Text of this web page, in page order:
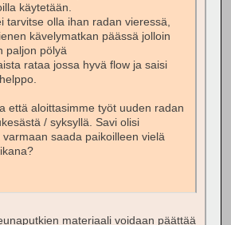
käytetään.
tarvitse olla ihan radan vieressä,
kävelymatkan päässä jolloin
paljon pölyä
rataa jossa hyvä flow ja saisi
että aloittasimme työt uuden radan
/ syksyllä. Savi olisi
saada paikoilleen vielä
materiaali voidaan päättää